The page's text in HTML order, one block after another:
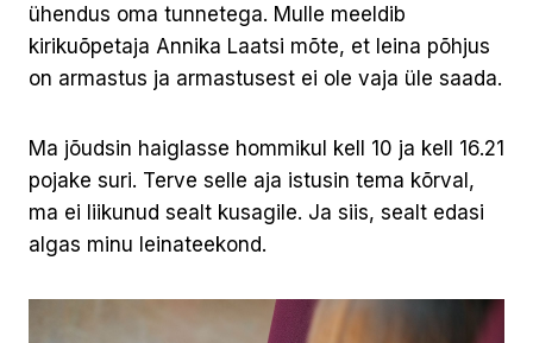
ühendus oma tunnetega. Mulle meeldib
kirikuõpetaja Annika Laatsi mõte, et leina põhjus
on armastus ja armastusest ei ole vaja üle saada.
Ma jõudsin haiglasse hommikul kell 10 ja kell 16.21
pojake suri. Terve selle aja istusin tema kõrval,
ma ei liikunud sealt kusagile. Ja siis, sealt edasi
algas minu leinateekond.